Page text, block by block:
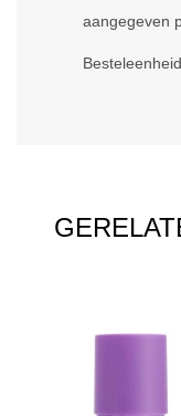
aangegeven